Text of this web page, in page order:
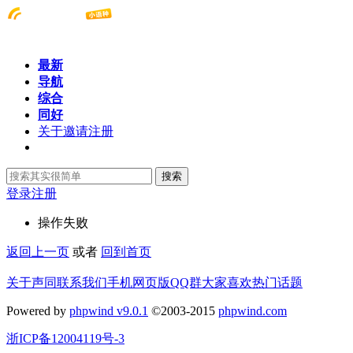
最新
导航
综合
同好
关于邀请注册
搜索
登录注册
操作失败
返回上一页 或者 回到首页
关于声同联系我们手机网页版QQ群大家喜欢热门话题
Powered by phpwind v9.0.1 ©2003-2015 phpwind.com
浙ICP备12004119号-3